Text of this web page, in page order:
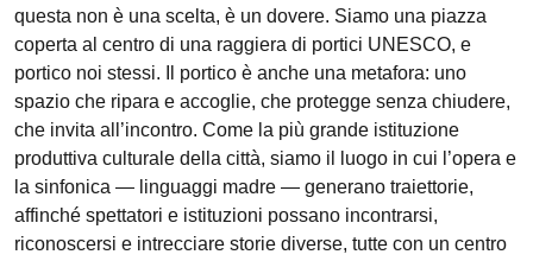
questa non è una scelta, è un dovere. Siamo una piazza
coperta al centro di una raggiera di portici UNESCO, e
portico noi stessi. Il portico è anche una metafora: uno
spazio che ripara e accoglie, che protegge senza chiudere,
che invita all’incontro. Come la più grande istituzione
produttiva culturale della città, siamo il luogo in cui l’opera e
la sinfonica — linguaggi madre — generano traiettorie,
affinché spettatori e istituzioni possano incontrarsi,
riconoscersi e intrecciare storie diverse, tutte con un centro